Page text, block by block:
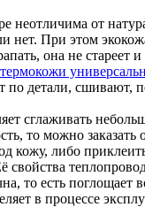
неотличима от
нет. При этом
она не стареет
термокожи
по детали, сшивают,
сглаживать
то можно заказать
кожу, либо
то есть поглощает
в процессе